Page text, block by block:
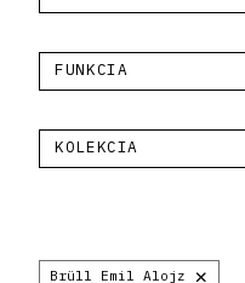
FUNKCIA
KOLEKCIA
Brüll Emil Alojz ×